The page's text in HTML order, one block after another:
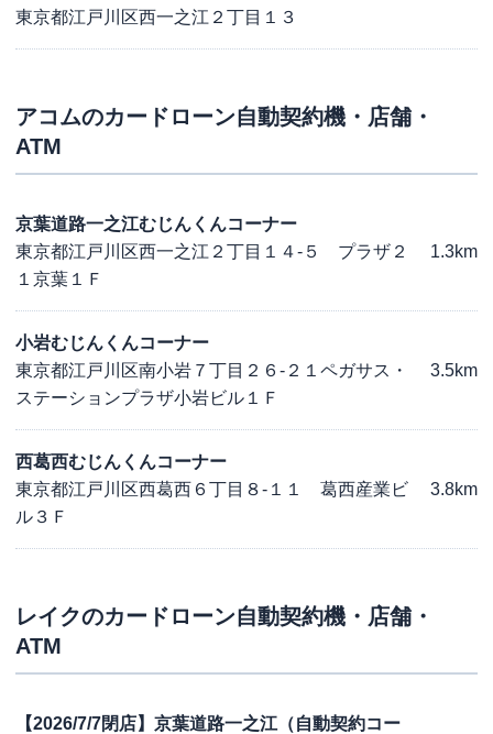
東京都江戸川区西一之江２丁目１３
アコムのカードローン自動契約機・店舗・
ATM
京葉道路一之江むじんくんコーナー
東京都江戸川区西一之江２丁目１４-５ プラザ２
１京葉１Ｆ
1.3km
小岩むじんくんコーナー
東京都江戸川区南小岩７丁目２６-２１ペガサス・
ステーションプラザ小岩ビル１Ｆ
3.5km
西葛西むじんくんコーナー
東京都江戸川区西葛西６丁目８-１１ 葛西産業ビ
ル３Ｆ
3.8km
レイクのカードローン自動契約機・店舗・
ATM
【2026/7/7閉店】京葉道路一之江（自動契約コー